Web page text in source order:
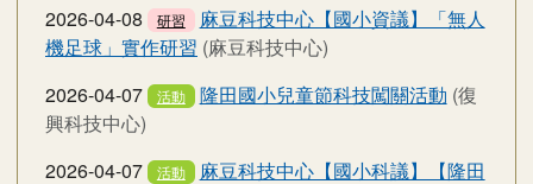
2026-04-08
研習
麻豆科技中心【國小資議】「無人
機足球」實作研習 (麻豆科技中心)
2026-04-07
活動 隆田國小兒童節科技闖關活動 (復
興科技中心)
2026-04-07
活動 麻豆科技中心【國小科議】【隆田